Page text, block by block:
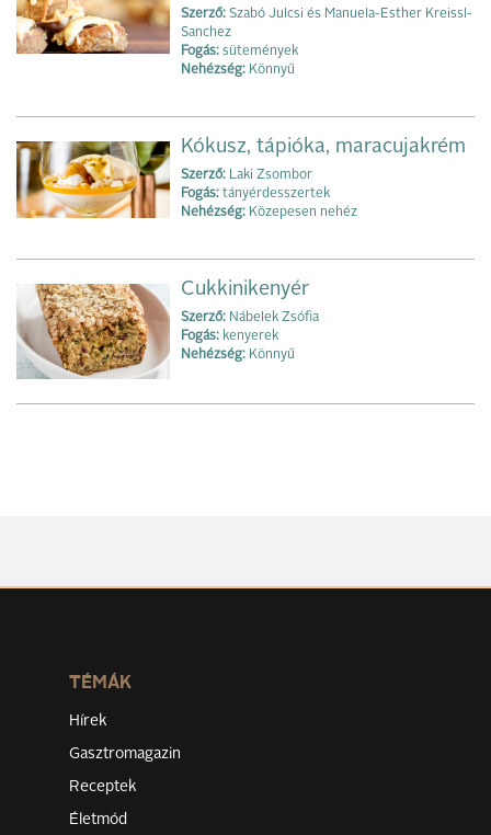
Szerző: Szabó Julcsi és Manuela-Esther Kreissl-
Sanchez
Fogás: sütemények
Nehézség: Könnyű
Kókusz, tápióka, maracujakrém
Szerző: Laki Zsombor
Fogás: tányérdesszertek
Nehézség: Közepesen nehéz
Cukkinikenyér
Szerző: Nábelek Zsófia
Fogás: kenye‌rek
Nehézség: Könnyű
TÉMÁK
Hírek
Gasztromagazin
Receptek
Életmód